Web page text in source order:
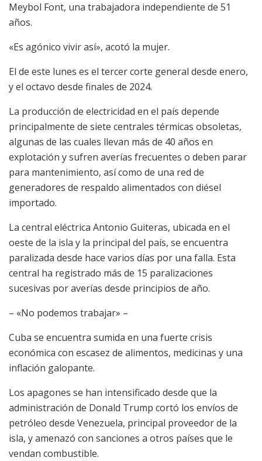
Meybol Font, una trabajadora independiente de 51
años.
«Es agónico vivir así», acotó la mujer.
El de este lunes es el tercer corte general desde enero,
y el octavo desde finales de 2024.
La producción de electricidad en el país depende
principalmente de siete centrales térmicas obsoletas,
algunas de las cuales llevan más de 40 años en
explotación y sufren averías frecuentes o deben parar
para mantenimiento, así como de una red de
generadores de respaldo alimentados con diésel
importado.
La central eléctrica Antonio Guiteras, ubicada en el
oeste de la isla y la principal del país, se encuentra
paralizada desde hace varios días por una falla. Esta
central ha registrado más de 15 paralizaciones
sucesivas por averías desde principios de año.
– «No podemos trabajar» –
Cuba se encuentra sumida en una fuerte crisis
económica con escasez de alimentos, medicinas y una
inflación galopante.
Los apagones se han intensificado desde que la
administración de Donald Trump cortó los envíos de
petróleo desde Venezuela, principal proveedor de la
isla, y amenazó con sanciones a otros países que le
vendan combustible.